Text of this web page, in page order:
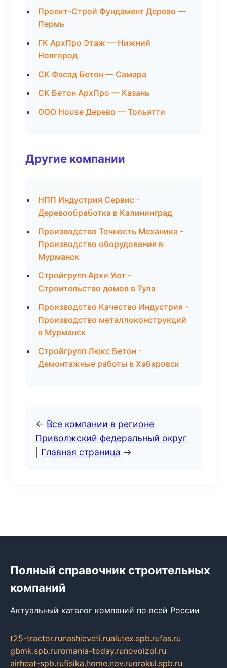
Проект-Строй Фундамент Дерево —
Пермь
ГК АрхПро Этаж — Нижний
Новгород
СК Фасад Бетон — Самара
СК Бетон АрхПро — Казань
ООО House Дерево — Тольятти
Другие компании
НПП Индустрия Сервис -
Деревообработка в Калининград
Производство Точность Механика -
Производство оборудования в
Мурманск
Стройгрупп Архи Уют -
Строительство домов в Тула
Производство Качество Индустрия -
Производство металлоконструкций
в Мурманск
Стройгрупп Люкс Бетон -
Демонтажные работы в Хабаровск
← Все компании в регионе
Приволжский федеральный округ
Главная страница →
Полный справочник строительных
компаний
Актуальный каталог компаний по всей России
t25-tractor.runashicveti.rualutex.spb.rufas.ru
gbmk.spb.ruromania-today.runovoizol.ru
airheat-spb.rufisika.home.nov.ruorakul.spb.ru